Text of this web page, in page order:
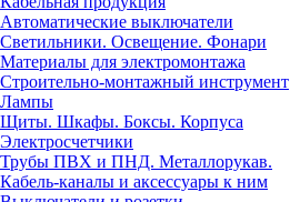
Автоматические выключатели
Светильники. Освещение. Фонари
Материалы для электромонтажа
Строительно-монтажный инструмент
Лампы
Щиты. Шкафы. Боксы. Корпуса
Электросчетчики
Трубы ПВХ и ПНД. Металлорукав.
Кабель-каналы и аксессуары к ним